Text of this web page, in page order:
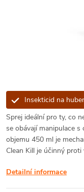
Insekticid na
Sprej ideální pro ty, co
se obávají manipulace
objemu 450 ml je
Clean Kill je účinný
Detailní informace